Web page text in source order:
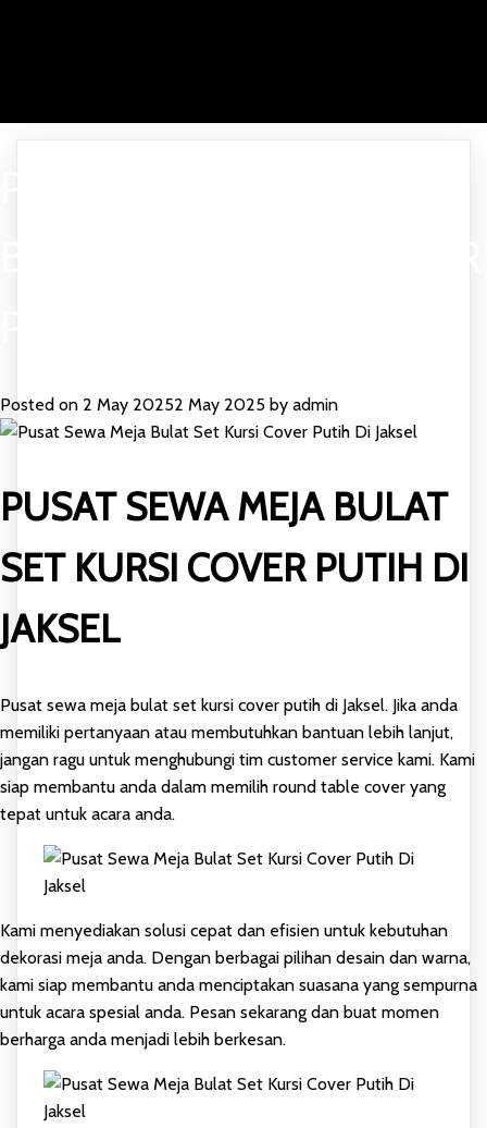
Posted on 2 May 20252 May 2025 by admin
PUSAT SEWA MEJA BULAT
SET KURSI COVER PUTIH DI
JAKSEL
Pusat sewa meja bulat set kursi cover putih di Jaksel. Jika anda
memiliki pertanyaan atau membutuhkan bantuan lebih lanjut,
jangan ragu untuk menghubungi tim customer service kami. Kami
siap membantu anda dalam memilih round table cover yang
tepat untuk acara anda.
Kami menyediakan solusi cepat dan efisien untuk kebutuhan
dekorasi meja anda. Dengan berbagai pilihan desain dan warna,
kami siap membantu anda menciptakan suasana yang sempurna
untuk acara spesial anda. Pesan sekarang dan buat momen
berharga anda menjadi lebih berkesan.